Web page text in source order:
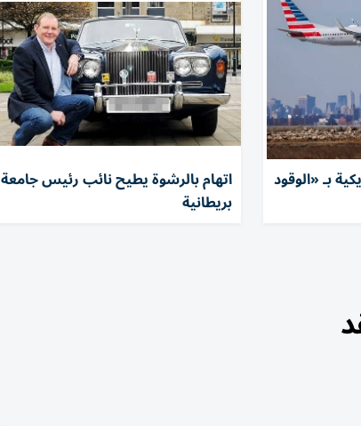
بـ «الوقود اتهام بالرشوة يطيح نائب رئيس جامعة
بريطانية